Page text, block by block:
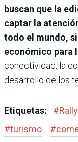
buscan que la
captar la
todo el mundo,
económico para
conectividad, la
desarrollo de los
Etiquetas: #
#turismo #